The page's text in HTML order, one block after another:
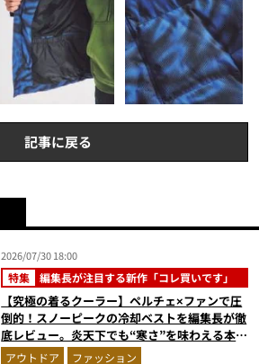
記事に戻る
2026/07/30 18:00
特集 編集長が注目する新作「コレ買いです」
【究極の着るクーラー】ペルチェ×ファンで圧
倒的！スノーピークの冷却ベストを編集長が徹
底レビュー。炎天下でも“寒さ”を味わえる本気
のギア『コレ買いです』Vol.172
アウトドア ファッション